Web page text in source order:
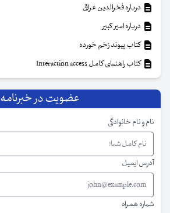
درباره فخرالدین عراقی
درباره امیر کبیر
کتاب پیوند زخم خورده
کتاب راهنمای کامل Interaction access
عضویت در خبرنامه
نام و نام خانوادگی
آدرس ایمیل
شماره همراه